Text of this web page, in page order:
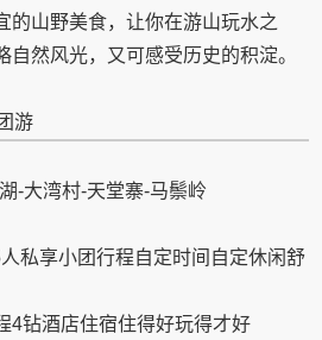
的山野美食，让你在游山玩水之
自然风光，又可感受历史的积淀。
游
-大湾村-天堂寨-马鬃岭
私享小团行程自定时间自定休闲舒
4钻酒店住宿住得好玩得才好